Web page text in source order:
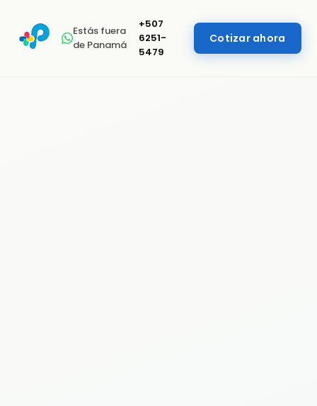
Estás fuera
de Panamá
+507
6251-
5479
Cotizar ahora